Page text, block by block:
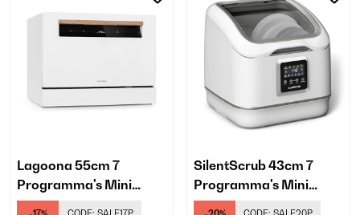
Lagoona 55cm 7
Programma's Mini
Vaatwasser​ Wit
SilentScrub 43cm 7
Programma's Mini
Vaatwasser​ Wit